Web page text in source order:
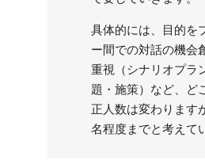
具体的には、目的を
ー間での対話の機会
重視（シナリオプラ
題・施策）など、ど
正人数は変わります
名程度までと考えて